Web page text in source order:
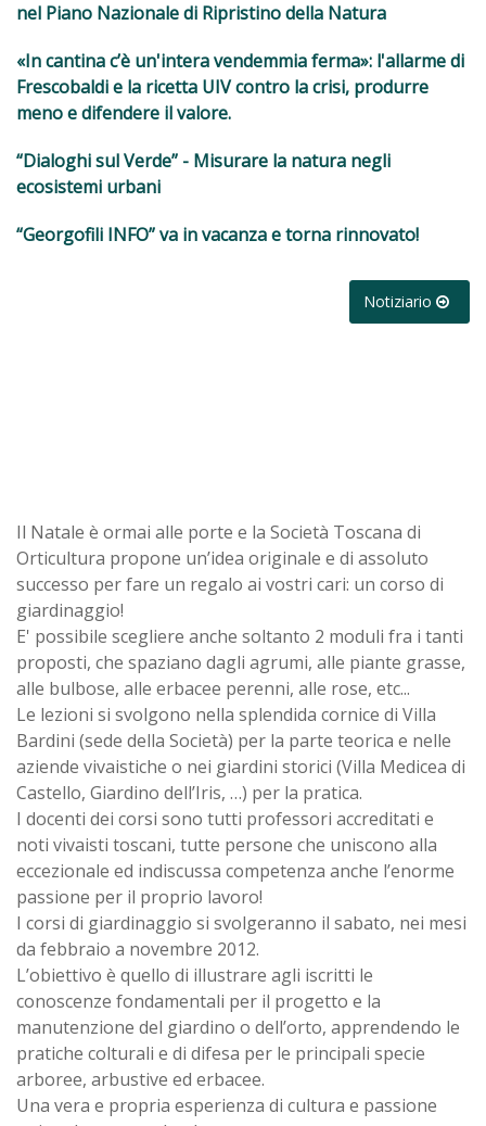
nel Piano Nazionale di Ripristino della Natura
«In cantina c’è un'intera vendemmia ferma»: l'allarme di
Frescobaldi e la ricetta UIV contro la crisi, produrre
meno e difendere il valore.
“Dialoghi sul Verde” - Misurare la natura negli
ecosistemi urbani
“Georgofili INFO” va in vacanza e torna rinnovato!
Notiziario
Il Natale è ormai alle porte e la Società Toscana di
Orticultura propone un’idea originale e di assoluto
successo per fare un regalo ai vostri cari: un corso di
giardinaggio!
E' possibile scegliere anche soltanto 2 moduli fra i tanti
proposti, che spaziano dagli agrumi, alle piante grasse,
alle bulbose, alle erbacee perenni, alle rose, etc...
Le lezioni si svolgono nella splendida cornice di Villa
Bardini (sede della Società) per la parte teorica e nelle
aziende vivaistiche o nei giardini storici (Villa Medicea di
Castello, Giardino dell’Iris, …) per la pratica.
I docenti dei corsi sono tutti professori accreditati e
noti vivaisti toscani, tutte persone che uniscono alla
eccezionale ed indiscussa competenza anche l’enorme
passione per il proprio lavoro!
I corsi di giardinaggio si svolgeranno il sabato, nei mesi
da febbraio a novembre 2012.
L’obiettivo è quello di illustrare agli iscritti le
conoscenze fondamentali per il progetto e la
manutenzione del giardino o dell’orto, apprendendo le
pratiche colturali e di difesa per le principali specie
arboree, arbustive ed erbacee.
Una vera e propria esperienza di cultura e passione